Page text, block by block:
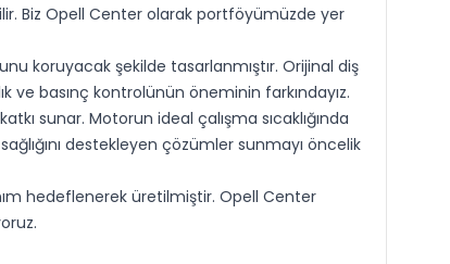
Biz Opell Center olarak portföyümüzde yer
koruyacak şekilde tasarlanmıştır. Orijinal diş
ve basınç kontrolünün öneminin farkındayız.
sunar. Motorun ideal çalışma sıcaklığında
destekleyen çözümler sunmayı öncelik
hedeflenerek üretilmiştir. Opell Center